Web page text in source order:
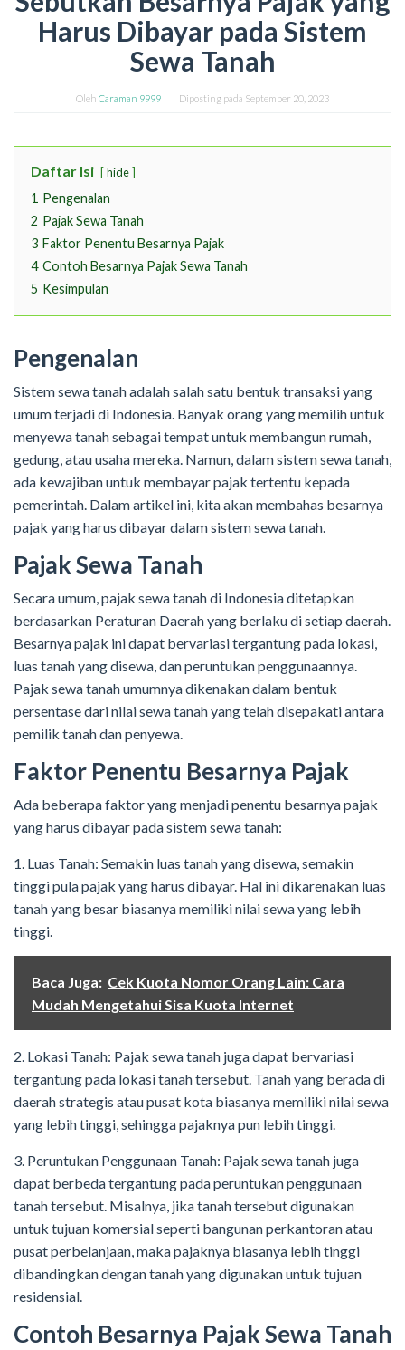
Harus Dibayar pada Sistem
Sewa Tanah
Oleh Caraman 9999 Diposting pada September 20, 2023
Daftar Isi hide
1 Pengenalan
2 Pajak Sewa Tanah
3 Faktor Penentu Besarnya Pajak
4 Contoh Besarnya Pajak Sewa Tanah
5 Kesimpulan
Pengenalan
Sistem sewa tanah adalah salah satu bentuk transaksi yang
umum terjadi di Indonesia. Banyak orang yang memilih untuk
menyewa tanah sebagai tempat untuk membangun rumah,
gedung, atau usaha mereka. Namun, dalam sistem sewa tanah,
ada kewajiban untuk membayar pajak tertentu kepada
pemerintah. Dalam artikel ini, kita akan membahas besarnya
pajak yang harus dibayar dalam sistem sewa tanah.
Pajak Sewa Tanah
Secara umum, pajak sewa tanah di Indonesia ditetapkan
berdasarkan Peraturan Daerah yang berlaku di setiap daerah.
Besarnya pajak ini dapat bervariasi tergantung pada lokasi,
luas tanah yang disewa, dan peruntukan penggunaannya.
Pajak sewa tanah umumnya dikenakan dalam bentuk
persentase dari nilai sewa tanah yang telah disepakati antara
pemilik tanah dan penyewa.
Faktor Penentu Besarnya Pajak
Ada beberapa faktor yang menjadi penentu besarnya pajak
yang harus dibayar pada sistem sewa tanah:
1. Luas Tanah: Semakin luas tanah yang disewa, semakin
tinggi pula pajak yang harus dibayar. Hal ini dikarenakan luas
tanah yang besar biasanya memiliki nilai sewa yang lebih
tinggi.
Baca Juga: Cek Kuota Nomor Orang Lain: Cara
Mudah Mengetahui Sisa Kuota Internet
2. Lokasi Tanah: Pajak sewa tanah juga dapat bervariasi
tergantung pada lokasi tanah tersebut. Tanah yang berada di
daerah strategis atau pusat kota biasanya memiliki nilai sewa
yang lebih tinggi, sehingga pajaknya pun lebih tinggi.
3. Peruntukan Penggunaan Tanah: Pajak sewa tanah juga
dapat berbeda tergantung pada peruntukan penggunaan
tanah tersebut. Misalnya, jika tanah tersebut digunakan
untuk tujuan komersial seperti bangunan perkantoran atau
pusat perbelanjaan, maka pajaknya biasanya lebih tinggi
dibandingkan dengan tanah yang digunakan untuk tujuan
residensial.
Contoh Besarnya Pajak Sewa Tanah